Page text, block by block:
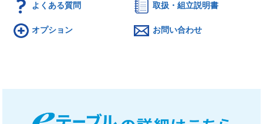
よくある質問 取扱・組立説明書
オプション お問い合わせ